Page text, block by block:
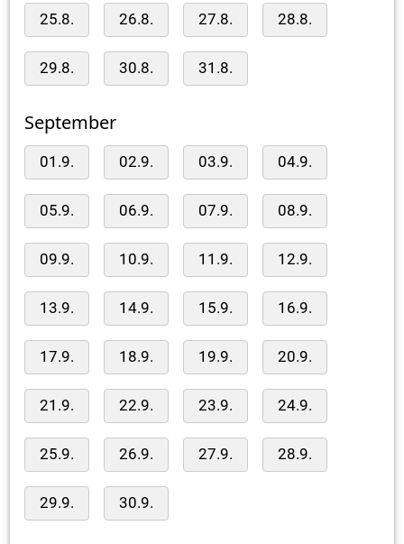
25.8. 26.8. 27.8. 28.8.
29.8. 30.8. 31.8.
September
01.9. 02.9. 03.9. 04.9.
05.9. 06.9. 07.9. 08.9.
09.9. 10.9. 11.9. 12.9.
13.9. 14.9. 15.9. 16.9.
17.9. 18.9. 19.9. 20.9.
21.9. 22.9. 23.9. 24.9.
25.9. 26.9. 27.9. 28.9.
29.9. 30.9.